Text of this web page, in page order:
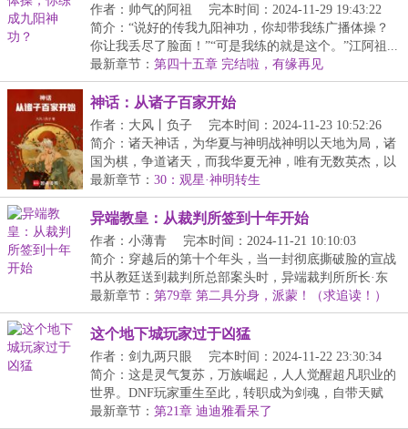
作者：帅气的阿祖
完本时间：2024-11-29 19:43:22
简介：“说好的传我九阳神功，你却带我练广播体操？
你让我丢尽了脸面！”“可是我练的就是这个。”江阿祖...
最新章节： 第四十五章 完结啦，有缘再见
神话：从诸子百家开始
作者：大风丨负子
完本时间：2024-11-23 10:52:26
简介：诸天神话，为华夏与神明战神明以天地为局，诸
国为棋，争道诸天，而我华夏无神，唯有无数英杰，以
命...
最新章节： 30：观星·神明转生
异端教皇：从裁判所签到十年开始
作者：小薄青
完本时间：2024-11-21 10:10:03
简介：穿越后的第十个年头，当一封彻底撕破脸的宣战
书从教廷送到裁判所总部案头时，异端裁判所所长·东
方...
最新章节： 第79章 第二具分身，派蒙！（求追读！）
这个地下城玩家过于凶猛
作者：剑九两只眼
完本时间：2024-11-22 23:30:34
简介：这是灵气复苏，万族崛起，人人觉醒超凡职业的
世界。DNF玩家重生至此，转职成为剑魂，自带天赋
【掠...
最新章节： 第21章 迪迪雅看呆了